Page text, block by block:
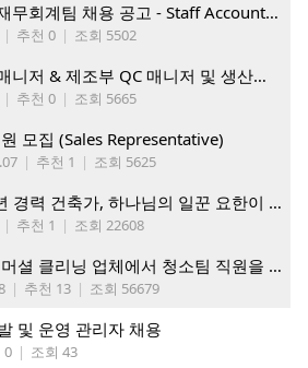
[서북미 H마트 본부] 재무회계팀 채용 공고 - Staff Accountant
| 추천 0 | 조회 5502
[그린라이프] 오피스 매니저 & 제조부 QC 매니저 및 생산직, 웨어하우스 직원 모집
| 추천 0 | 조회 5665
모집 (Sales Representative)
| 추천 1 | 조회 5625
진짜가 나타났다! 30년 경력 건축가, 하나님의 일꾼 요한이 책임 시공합니다.
| 추천 1 | 조회 22608
레드몬드에 위치한 커머셜 클리닝 업체에서 청소팀 직원을 모집합니다.
| 추천 13 | 조회 56679
및 운영 관리자 채용
0 | 조회 43